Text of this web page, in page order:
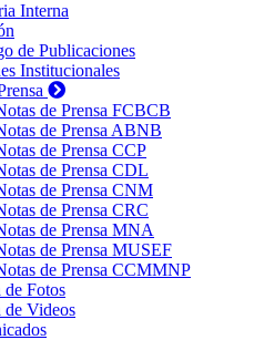
Interna
de Publicaciones
Institucionales
de Prensa FCBCB
de Prensa ABNB
de Prensa CCP
de Prensa CDL
de Prensa CNM
de Prensa CRC
de Prensa MNA
de Prensa MUSEF
de Prensa CCMMNP
de Fotos
de Videos